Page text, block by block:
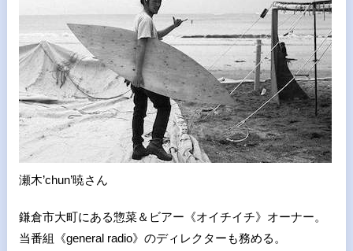
瀬木’chun’暁さん
鎌倉市大町にある惣菜＆ビアー《オイチイチ》オーナー。
当番組《general radio》のディレクターも務める。